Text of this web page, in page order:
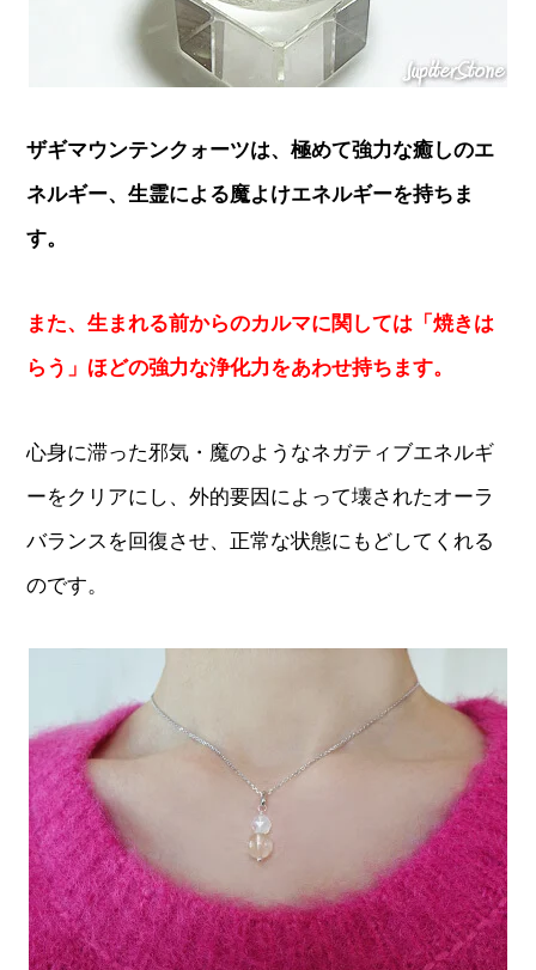
ザギマウンテンクォーツは、極めて強力な癒しのエ
ネルギー、生霊による魔よけエネルギーを持ちま
す。
また、生まれる前からのカルマに関しては「焼きは
らう」ほどの強力な浄化力をあわせ持ちます。
心身に滞った邪気・魔のようなネガティブエネルギ
ーをクリアにし、外的要因によって壊されたオーラ
バランスを回復させ、正常な状態にもどしてくれる
のです。